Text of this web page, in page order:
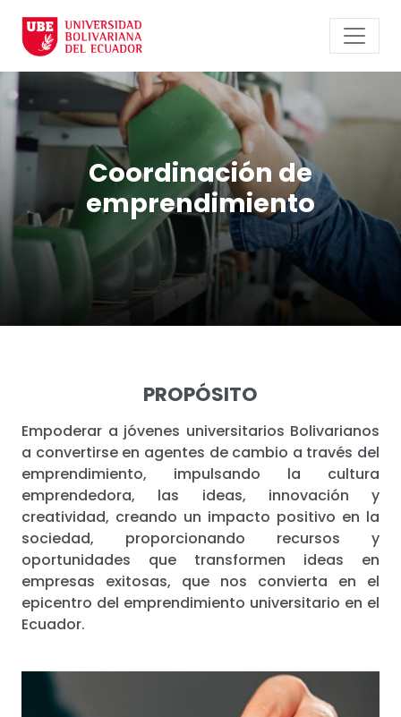
Coordinación de
emprendimiento
PROPÓSITO
Empoderar a jóvenes universitarios Bolivarianos
a convertirse en agentes de cambio a través del
emprendimiento, impulsando la cultura
emprendedora, las ideas, innovación y
creatividad, creando un impacto positivo en la
sociedad, proporcionando recursos y
oportunidades que transformen ideas en
empresas exitosas, que nos convierta en el
epicentro del emprendimiento universitario en el
Ecuador.